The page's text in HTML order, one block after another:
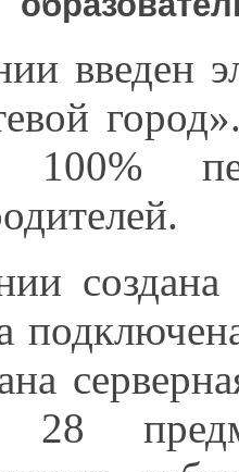
введен
100%
создана
28